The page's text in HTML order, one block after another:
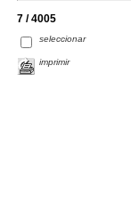
7 / 4005
seleccionar
imprimir